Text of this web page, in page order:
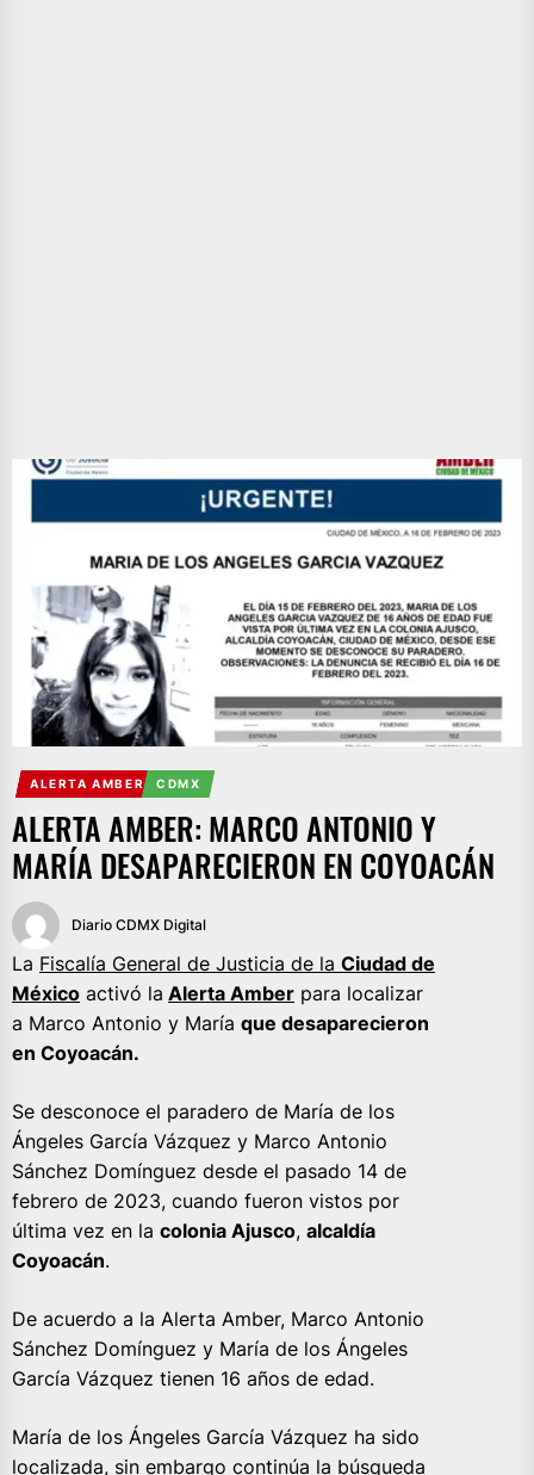
ALERTA AMBER CDMX
ALERTA AMBER: MARCO ANTONIO Y
MARÍA DESAPARECIERON EN COYOACÁN
Diario CDMX Digital
La Fiscalía General de Justicia de la Ciudad de
México activó la Alerta Amber para localizar
a Marco Antonio y María que desaparecieron
en Coyoacán.
Se desconoce el paradero de María de los
Ángeles García Vázquez y Marco Antonio
Sánchez Domínguez desde el pasado 14 de
febrero de 2023, cuando fueron vistos por
última vez en la colonia Ajusco, alcaldía
Coyoacán.
De acuerdo a la Alerta Amber, Marco Antonio
Sánchez Domínguez y María de los Ángeles
García Vázquez tienen 16 años de edad.
María de los Ángeles García Vázquez ha sido
localizada, sin embargo continúa la búsqueda